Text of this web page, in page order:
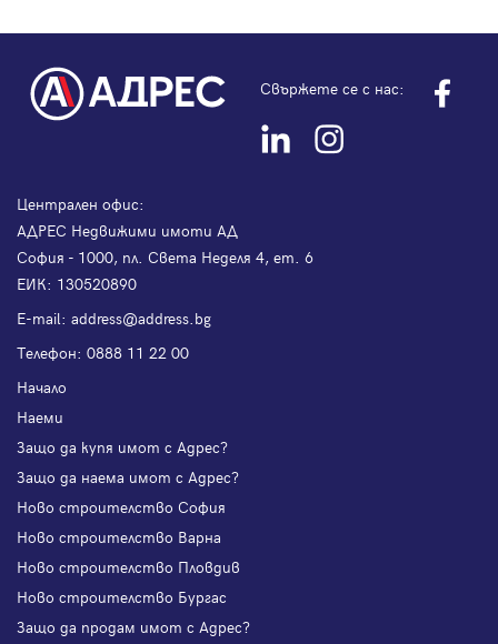
Свържете се с нас:
Централен офис:
АДРЕС Недвижими имоти АД
София - 1000, пл. Света Неделя 4, ет. 6
ЕИК: 130520890
Е-mail: address@address.bg
Телефон: 0888 11 22 00
Начало
Наеми
Защо да купя имот с Адрес?
Защо да наема имот с Адрес?
Ново строителство София
Ново строителство Варна
Ново строителство Пловдив
Ново строителство Бургас
Защо да продам имот с Адрес?